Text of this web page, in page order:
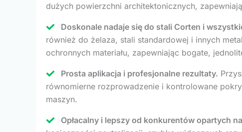
dużych powierzchni architektonicznych,
Doskonale nadaje się do stali Corten i
również do żelaza, stali standardowej i innych
ochronnych materiału, zapewniając bogate,
Prosta aplikacja i profesjonalne rezultaty.
równomierne rozprowadzenie i kontrolowane
maszyn.
Opłacalny i lepszy od konkurentów opartych